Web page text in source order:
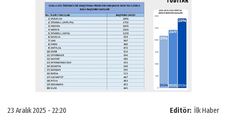
Editör: İlk Haber
23 Aralık 2025 - 22:20